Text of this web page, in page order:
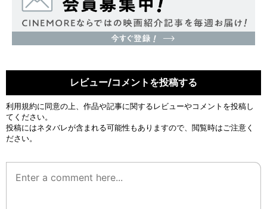
レビュー/コメントを投稿する
利用規約に同意の上、作品や記事に関するレビューやコメントを投稿し
てください。
投稿にはネタバレが含まれる可能性もありますので、閲覧時はご注意く
ださい。